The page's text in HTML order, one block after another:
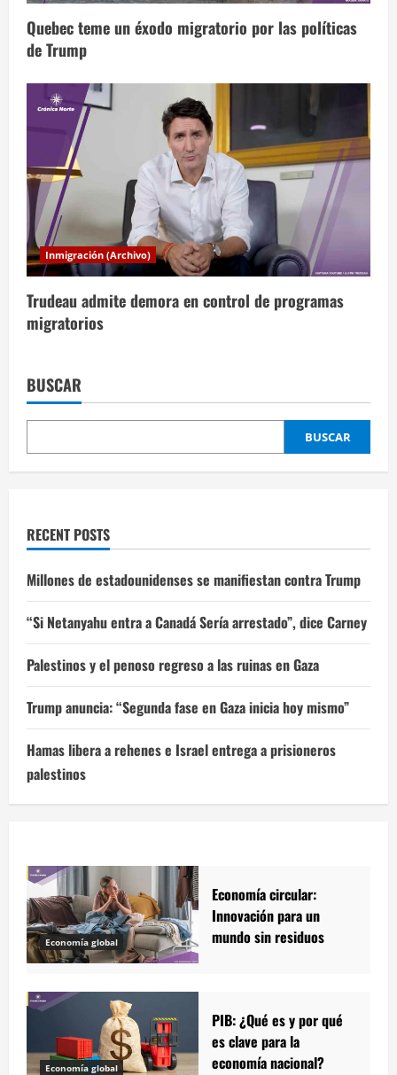
s
Quebec teme un éxodo migratorio por las políticas
de Trump
Inmigración (Archivo)
Trudeau admite demora en control de programas
migratorios
BUSCAR
BUSCAR
RECENT POSTS
Millones de estadounidenses se manifiestan contra Trump
“Si Netanyahu entra a Canadá Sería arrestado”, dice Carney
Palestinos y el penoso regreso a las ruinas en Gaza
Trump anuncia: “Segunda fase en Gaza inicia hoy mismo”
Hamas libera a rehenes e Israel entrega a prisioneros
palestinos
Economía global
Economía circular:
Innovación para un
mundo sin residuos
Economía global
PIB: ¿Qué es y por qué
es clave para la
economía nacional?